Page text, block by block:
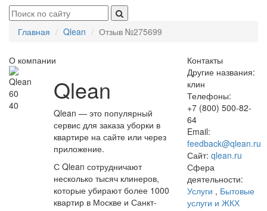
Главная Qlean Отзыв №275699
О компании
60
40
Qlean
Qlean — это популярный
сервис для заказа уборки в
квартире на сайте или через
приложение.
С Qlean сотрудничают
несколько тысяч клинеров,
которые убирают более 1000
квартир в Москве и Санкт-
Контакты
Другие названия:
клин
Телефоны:
+7 (800) 500-82-
64
Email:
feedback@qlean.ru
Сайт: qlean.ru
Сфера
деятельности:
Услуги , Бытовые
услуги и ЖКХ